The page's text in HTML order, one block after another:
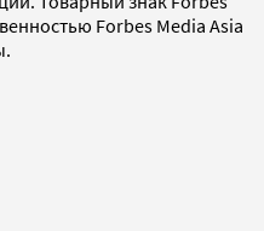
Forbes Media Asia